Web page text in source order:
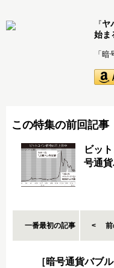
『ヤ
始ま
「
この特集の前回記事
ビッ
号通
一番最初の記事
［暗号通貨バブ